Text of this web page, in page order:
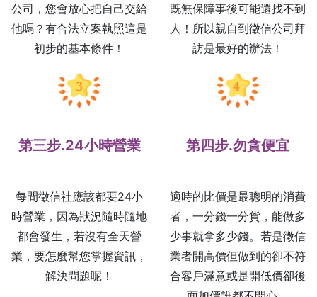
公司，您會放心把自己交給
他嗎？有合法立案執照這是
初步的基本條件！
既無保障事後可能還找不到
人！所以親自到徵信公司拜
訪是最好的辦法！
第三步.24小時營業
每間徵信社應該都要24小
時營業，因為狀況隨時隨地
都會發生，若沒有全天營
業，要怎麼幫您掌握資訊，
解決問題呢！
第四步.勿貪便宜
適時的比價是最聰明的消費
者，一分錢一分貨，能做多
少事就拿多少錢。若是徵信
業者開高價但做到的卻不符
合客戶滿意或是開低價卻後